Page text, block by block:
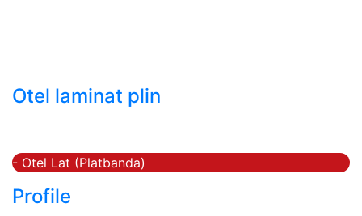
Otel laminat plin
- Otel Lat (Platbanda)
Profile